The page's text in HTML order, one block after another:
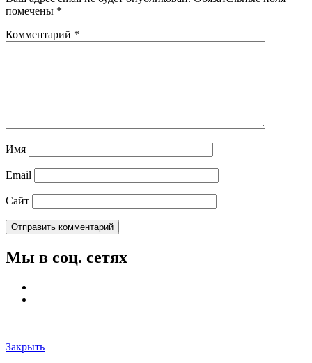
помечены *
Комментарий *
Имя
Email
Сайт
Мы в соц. сетях
Закрыть